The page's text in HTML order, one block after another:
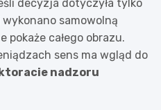
decyzja dotyczyła tylko
samowolną
pokaże całego obrazu.
sens ma wgląd do
nadzoru